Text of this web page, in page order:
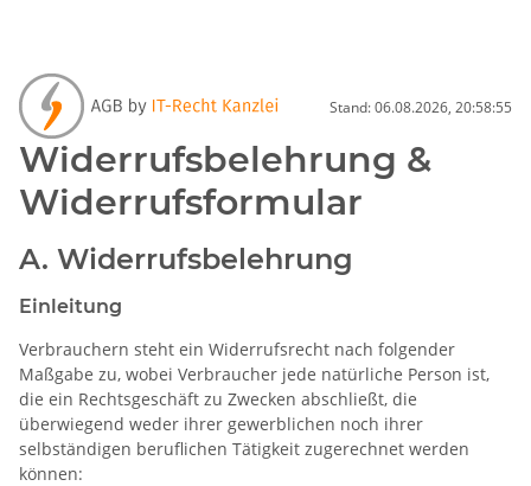
Stand: 06.08.2026, 20:58:55
Widerrufsbelehrung &
Widerrufsformular
A. Widerrufsbelehrung
Einleitung
Verbrauchern steht ein Widerrufsrecht nach folgender
Maßgabe zu, wobei Verbraucher jede natürliche Person ist,
die ein Rechtsgeschäft zu Zwecken abschließt, die
überwiegend weder ihrer gewerblichen noch ihrer
selbständigen beruflichen Tätigkeit zugerechnet werden
können: